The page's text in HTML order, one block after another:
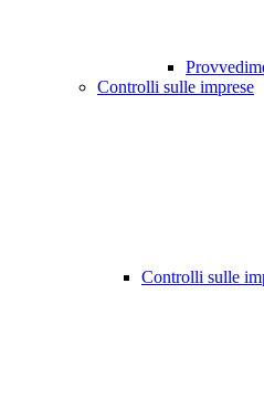
Controlli sulle imprese
Controlli sulle